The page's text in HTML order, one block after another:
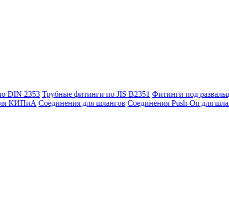
DIN 2353 Трубные фитинги по JIS B2351 Фитинги под
КИПиА Соединения для шлангов Соединения Push-On для